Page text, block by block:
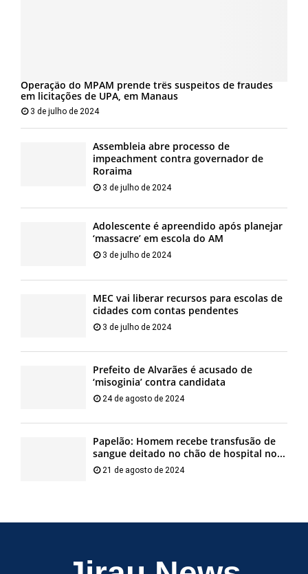
Operação do MPAM prende três suspeitos de fraudes
em licitações de UPA, em Manaus
3 de julho de 2024
Assembleia abre processo de
impeachment contra governador de
Roraima
3 de julho de 2024
Adolescente é apreendido após planejar
‘massacre’ em escola do AM
3 de julho de 2024
MEC vai liberar recursos para escolas de
cidades com contas pendentes
3 de julho de 2024
Prefeito de Alvarães é acusado de
‘misoginia’ contra candidata
24 de agosto de 2024
Papelão: Homem recebe transfusão de
sangue deitado no chão de hospital no...
21 de agosto de 2024